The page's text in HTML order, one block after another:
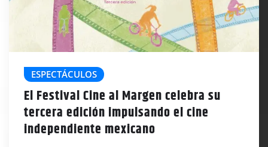
ESPECTÁCULOS
El Festival Cine al Margen celebra su
tercera edición impulsando el cine
independiente mexicano